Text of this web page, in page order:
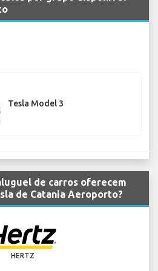
Tesla Model 3
de carros oferecem
de Catania Aeroporto?
HERTZ